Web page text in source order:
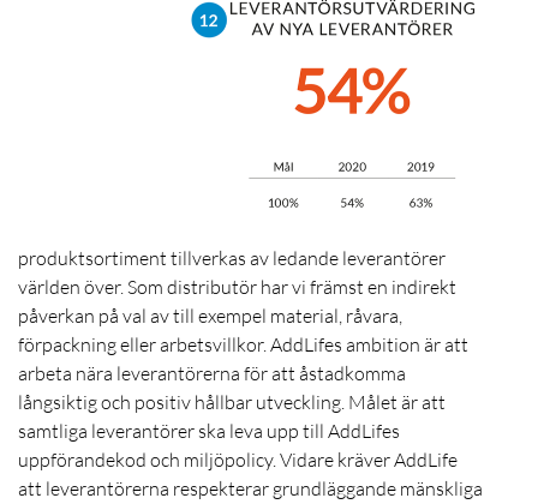
produktsortiment tillverkas av ledande leverantörer
världen över. Som distributör har vi främst en indirekt
påverkan på val av till exempel material, råvara,
förpackning eller arbetsvillkor. AddLifes ambition är att
arbeta nära leverantörerna för att åstadkomma
långsiktig och positiv hållbar utveckling. Målet är att
samtliga leverantörer ska leva upp till AddLifes
uppförandekod och miljöpolicy. Vidare kräver AddLife
att leverantörerna respekterar grundläggande mänskliga